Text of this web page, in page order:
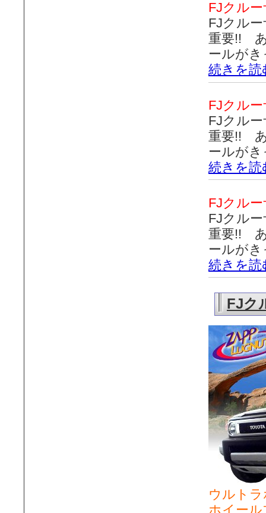
FJクル
FJクル
重要!! あ
ールが
続きを読
FJクル
FJクル
重要!! あ
ールが
続きを読
FJクル
FJクル
重要!! あ
ールが
続きを読
FJク
ウルト
ホイー